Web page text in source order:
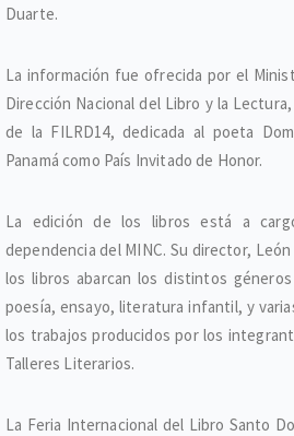
Duarte.
La información fue ofrecida por el
Dirección Nacional del Libro y la
de la FILRD14, dedicada al poeta
Panamá como País Invitado de Honor.
La edición de los libros está a
dependencia del MINC. Su director,
los libros abarcan los distintos
poesía, ensayo, literatura infantil, y
los trabajos producidos por los
Talleres Literarios.
La Feria Internacional del Libro Santo